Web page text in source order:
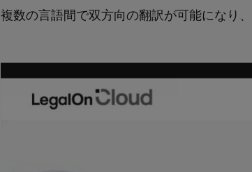
複数の言語間で双方向の翻訳が可能になり